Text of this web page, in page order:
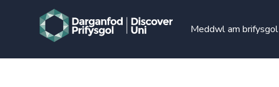
Meddwl am brifysgol